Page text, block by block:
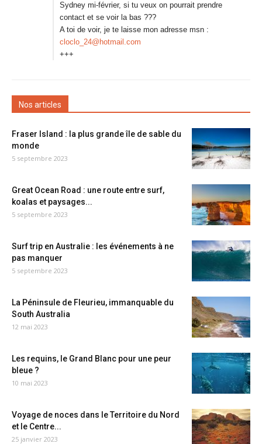
Sydney mi-février, si tu veux on pourrait prendre
contact et se voir la bas ???
A toi de voir, je te laisse mon adresse msn :
cloclo_24@hotmail.com
+++
Nos articles
Fraser Island : la plus grande île de sable du
monde
5 septembre 2023
Great Ocean Road : une route entre surf,
koalas et paysages...
5 septembre 2023
Surf trip en Australie : les événements à ne
pas manquer
5 septembre 2023
La Péninsule de Fleurieu, immanquable du
South Australia
12 mai 2023
Les requins, le Grand Blanc pour une peur
bleue ?
10 mai 2023
Voyage de noces dans le Territoire du Nord
et le Centre...
25 janvier 2023